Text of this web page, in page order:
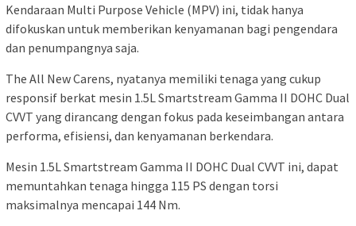
Kendaraan Multi Purpose Vehicle (MPV) ini, tidak hanya
difokuskan untuk memberikan kenyamanan bagi pengendara
dan penumpangnya saja.
The All New Carens, nyatanya memiliki tenaga yang cukup
responsif berkat mesin 1.5L Smartstream Gamma II DOHC Dual
CVVT yang dirancang dengan fokus pada keseimbangan antara
performa, efisiensi, dan kenyamanan berkendara.
Mesin 1.5L Smartstream Gamma II DOHC Dual CVVT ini, dapat
memuntahkan tenaga hingga 115 PS dengan torsi
maksimalnya mencapai 144 Nm.